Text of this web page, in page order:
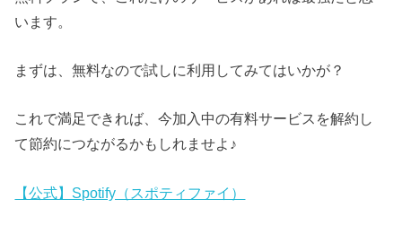
います。
まずは、無料なので試しに利用してみてはいかが？
これで満足できれば、今加入中の有料サービスを解約し
て節約につながるかもしれませよ♪
【公式】Spotify（スポティファイ）